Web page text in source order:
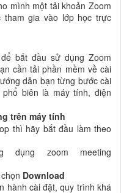
mình một tải khoản Zoom
tham gia vào lớp học trực
bắt đầu sử dụng Zoom
cần tải phần mềm về cài
dẫn bạn từng bước cài
biên là máy tính, điện
trên máy tính
thì hãy bắt đầu làm theo
zoom meeting
chọn Download
hành cài đặt, quy trình khá